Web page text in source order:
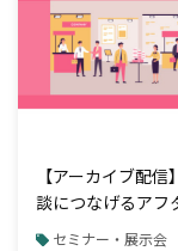
【アーカイブ配
談につなげるアフ
セミナー・展示会